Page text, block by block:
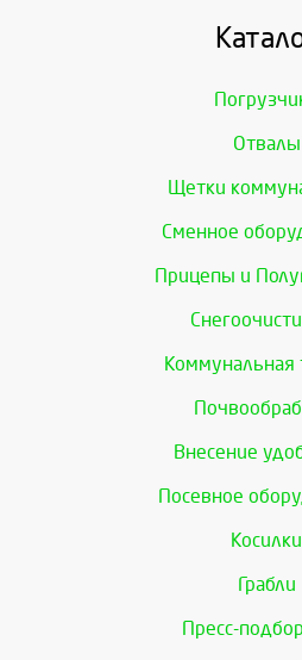
Отвалы
Щетки
Сменное
Прицепы и
Коммунальная
Внесение
Посевное
Косилки
Грабли
Пресс-